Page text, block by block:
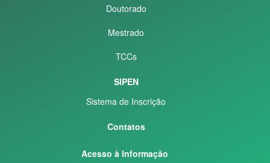
Doutorado
Mestrado
TCCs
SIPEN
Sistema de Inscrição
Contatos
Acesso à Informação